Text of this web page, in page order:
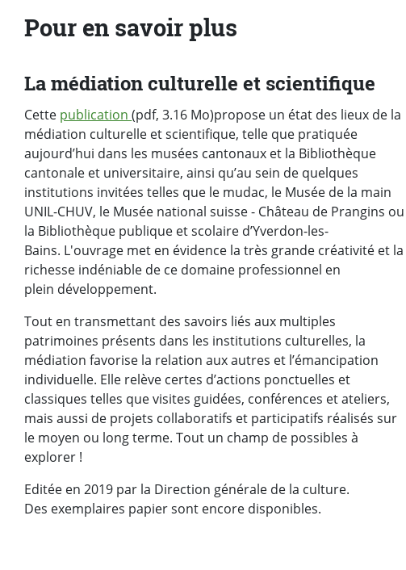
Pour en savoir plus
La médiation culturelle et scientifique
Cette publication(pdf, 3.16 Mo)propose un état des lieux de la
médiation culturelle et scientifique, telle que pratiquée
aujourd’hui dans les musées cantonaux et la Bibliothèque
cantonale et universitaire, ainsi qu’au sein de quelques
institutions invitées telles que le mudac, le Musée de la main
UNIL-CHUV, le Musée national suisse - Château de Prangins ou
la Bibliothèque publique et scolaire d’Yverdon-les-
Bains. L'ouvrage met en évidence la très grande créativité et la
richesse indéniable de ce domaine professionnel en
plein développement.
Tout en transmettant des savoirs liés aux multiples
patrimoines présents dans les institutions culturelles, la
médiation favorise la relation aux autres et l’émancipation
individuelle. Elle relève certes d’actions ponctuelles et
classiques telles que visites guidées, conférences et ateliers,
mais aussi de projets collaboratifs et participatifs réalisés sur
le moyen ou long terme. Tout un champ de possibles à
explorer !
Editée en 2019 par la Direction générale de la culture.
Des exemplaires papier sont encore disponibles.